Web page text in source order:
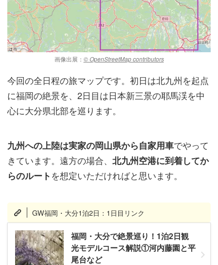
画像出展： © OpenStreetMap contributors
今回の全日程の旅マップです。 初日は北九州を起点
に福岡の絶景を、2日目は日本新三景の耶馬渓を中
心に大分県北部を巡ります。
九州への上陸は実家の岡山県から自家用車でやって
きています。遠方の場合、 北九州空港に到着してか
らのルートを想定いただければと思います。
GW福岡・大分1泊2日：1日目リンク
福岡・大分で絶景巡り！1泊2日観
光モデルコース解説①河内藤園と平
尾台など